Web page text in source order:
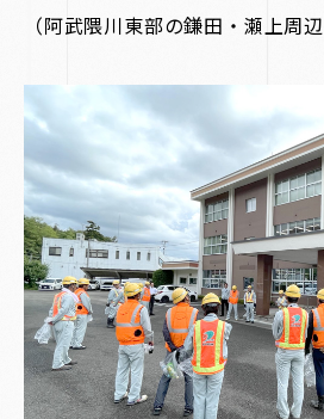
（阿武隈川東部の鎌田・瀬上周辺